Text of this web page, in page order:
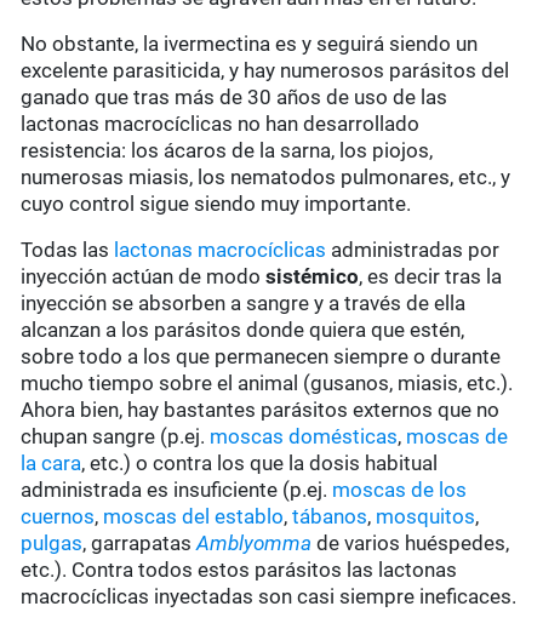
No obstante, la ivermectina es y seguirá siendo un
excelente parasiticida, y hay numerosos parásitos del
ganado que tras más de 30 años de uso de las
lactonas macrocíclicas no han desarrollado
resistencia: los ácaros de la sarna, los piojos,
numerosas miasis, los nematodos pulmonares, etc., y
cuyo control sigue siendo muy importante.
Todas las lactonas macrocíclicas administradas por
inyección actúan de modosistémico, es decir tras la
inyección se absorben a sangre y a través de ella
alcanzan a los parásitos donde quiera que estén,
sobre todo a los que permanecen siempre o durante
mucho tiempo sobre el animal (gusanos, miasis, etc.).
Ahora bien, hay bastantes parásitos externos que no
chupan sangre (p.ej. moscas domésticas, moscas de
la cara, etc.) o contra los que la dosis habitual
administrada es insuficiente (p.ej. moscas de los
cuernos, moscas del establo,tábanos, mosquitos,
pulgas, garrapatasAmblyomma de varios huéspedes,
etc.). Contra todos estos parásitos las lactonas
macrocíclicas inyectadas son casi siempre ineficaces.